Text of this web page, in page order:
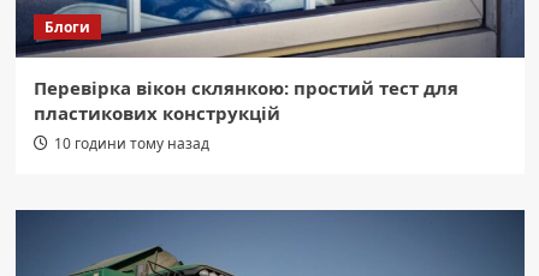
Блоги
Перевірка вікон склянкою: простий тест для
пластикових конструкцій
10 години тому назад